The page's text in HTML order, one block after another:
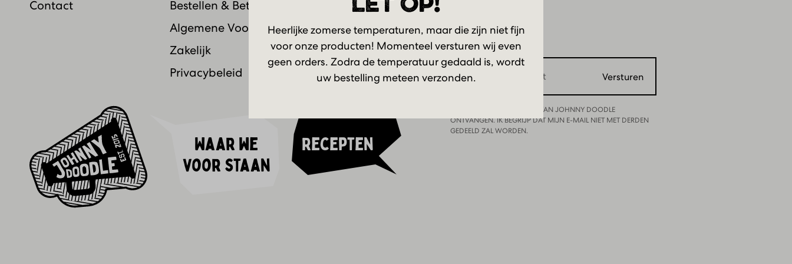
LET OP!
Heerlijke zomerse temperaturen, maar die zijn niet fijn
voor onze producten! Momenteel versturen wij even
geen orders. Zodra de temperatuur gedaald is, wordt
uw bestelling meteen verzonden.
Contact
Bestellen & Betalen
Algemene Voorwaarden
Zakelijk
Privacybeleid
NIEUWSBRIEF
Email
Versturen
JA, IK WIL DE NIEUWSBRIEF VAN JOHNNY DOODLE
ONTVANGEN. IK BEGRIJP DAT MIJN E-MAIL NIET MET DERDEN
GEDEELD ZAL WORDEN.
Waar we
voor staan
Recepten